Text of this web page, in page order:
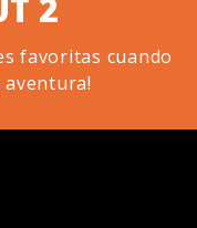
2
favoritas cuando